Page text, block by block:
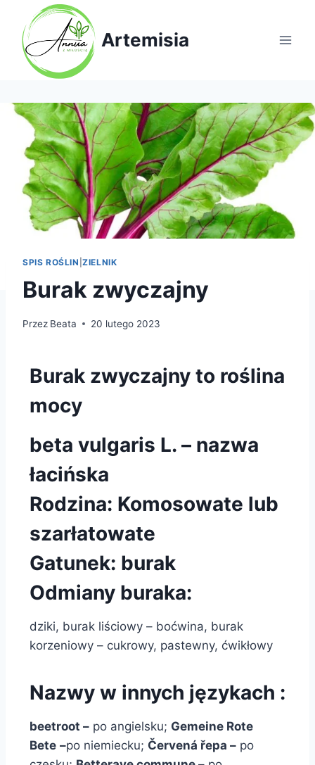
Artemisia
SPIS ROŚLIN |ZIELNIK
Burak zwyczajny
Przez Beata 20 lutego 2023
Burak zwyczajny to roślina
mocy
beta vulgaris L. – nazwa
łacińska
Rodzina: Komosowate lub
szarłatowate
Gatunek: burak
Odmiany buraka:
dziki, burak liściowy – boćwina, burak
korzeniowy – cukrowy, pastewny, ćwikłowy
Nazwy w innych językach :
beetroot – po angielsku; Gemeine Rote
Bete –po niemiecku; Červená řepa – po